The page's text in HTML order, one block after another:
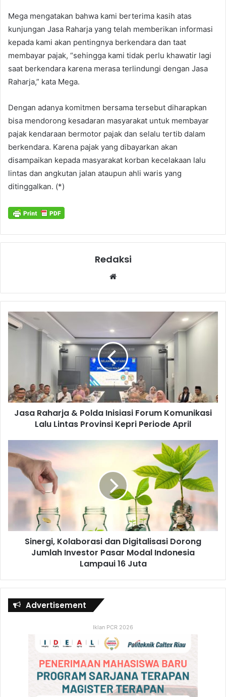
Mega mengatakan bahwa kami berterima kasih atas
kunjungan Jasa Raharja yang telah memberikan informasi
kepada kami akan pentingnya berkendara dan taat
membayar pajak, “sehingga kami tidak perlu khawatir lagi
saat berkendara karena merasa terlindungi dengan Jasa
Raharja,” kata Mega.
Dengan adanya komitmen bersama tersebut diharapkan
bisa mendorong kesadaran masyarakat untuk membayar
pajak kendaraan bermotor pajak dan selalu tertib dalam
berkendara. Karena pajak yang dibayarkan akan
disampaikan kepada masyarakat korban kecelakaan lalu
lintas dan angkutan jalan ataupun ahli waris yang
ditinggalkan. (*)
Redaksi
Jasa Raharja & Polda Inisiasi Forum Komunikasi
Lalu Lintas Provinsi Kepri Periode April
Sinergi, Kolaborasi dan Digitalisasi Dorong
Jumlah Investor Pasar Modal Indonesia
Lampaui 16 Juta
Advertisement
Iklan PCR 2026